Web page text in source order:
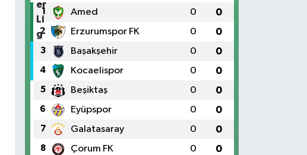
1 Amed 0 0
2 Erzurumspor FK 0 0
3 Başakşehir 0 0
4 Kocaelispor 0 0
5 Beşiktaş 0 0
6 Eyüpspor 0 0
7 Galatasaray 0 0
8 Çorum FK 0 0